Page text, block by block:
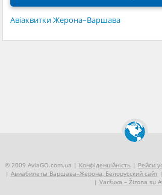
Авіаквитки Жерона–Варшава
© 2009 AviaGO.com.ua | Конфіденційність | Рейси
| Авиабилеты Варшава–Жерона, Белорусский сайт|
| Varšuva – Žirona su